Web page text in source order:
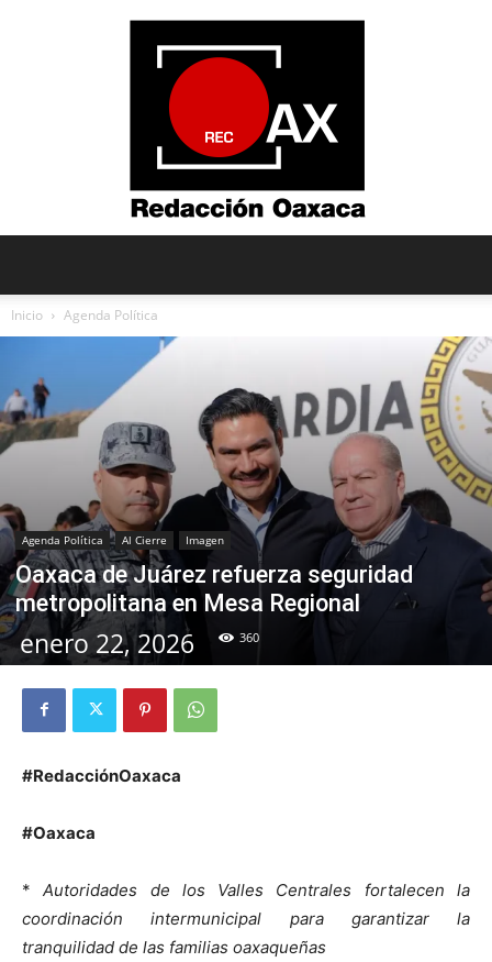
Inicio Agenda Política
Agenda Política Al Cierre Imagen
Oaxaca de Juárez refuerza seguridad
metropolitana en Mesa Regional
enero 22, 2026 360
#RedacciónOaxaca
#Oaxaca
*Autoridades de los Valles Centrales fortalecen la
coordinación intermunicipal para garantizar la
tranquilidad de las familias oaxaqueñas